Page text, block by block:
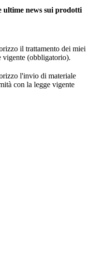
ultime news sui prodotti
il trattamento dei miei
vigente (obbligatorio).
l'invio di materiale
con la legge vigente